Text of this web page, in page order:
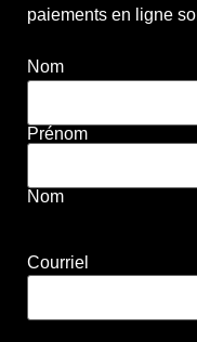
paiements en ligne
Nom
Prénom
Nom
Courriel